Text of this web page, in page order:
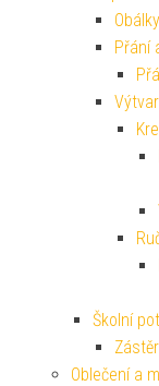
Obálky
Přání
Školní
Oblečení a